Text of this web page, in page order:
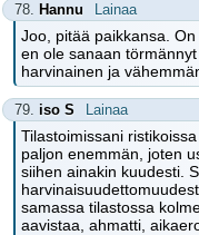
78. Hannu Lainaa
Joo, pitää paikkansa.
en ole sanaan
harvinainen ja
79. iso S Lainaa
Tilastoimissani
paljon enemmän, joten
siihen ainakin kuudesti.
samassa tilastossa
aavistaa, ahmatti,